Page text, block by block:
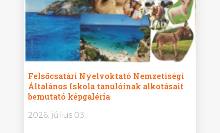
Felsőcsatári Nyelvoktató Nemzetiségi
Általános Iskola tanulóinak alkotásait
bemutató képgaléria
2026. július 03.